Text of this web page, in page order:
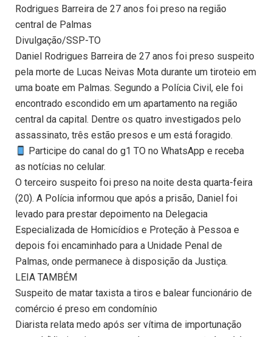
Rodrigues Barreira de 27 anos foi preso na região
central de Palmas
Divulgação/SSP-TO
Daniel Rodrigues Barreira de 27 anos foi preso suspeito
pela morte de Lucas Neivas Mota durante um tiroteio em
uma boate em Palmas. Segundo a Polícia Civil, ele foi
encontrado escondido em um apartamento na região
central da capital. Dentre os quatro investigados pelo
assassinato, três estão presos e um está foragido.
Participe do canal do g1 TO no WhatsApp e receba
as notícias no celular.
O terceiro suspeito foi preso na noite desta quarta-feira
(20). A Polícia informou que após a prisão, Daniel foi
levado para prestar depoimento na Delegacia
Especializada de Homicídios e Proteção à Pessoa e
depois foi encaminhado para a Unidade Penal de
Palmas, onde permanece à disposição da Justiça.
LEIA TAMBÉM
Suspeito de matar taxista a tiros e balear funcionário de
comércio é preso em condomínio
Diarista relata medo após ser vítima de importunação